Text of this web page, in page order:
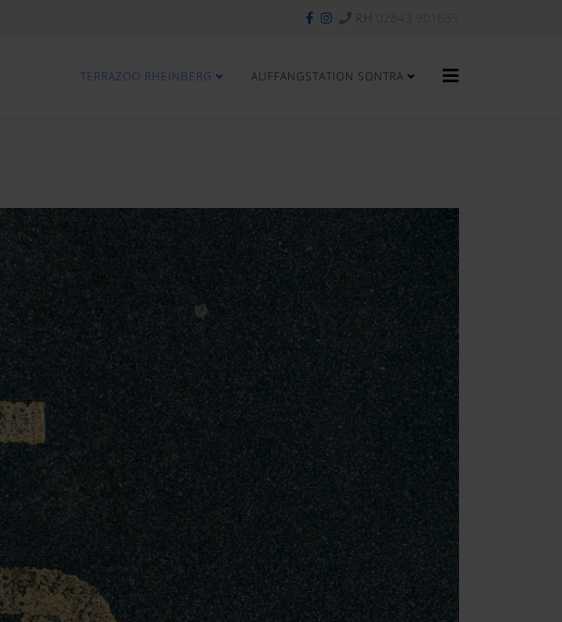
TERRAZOO RHEINBERG AUFFANGSTATION SONTRA